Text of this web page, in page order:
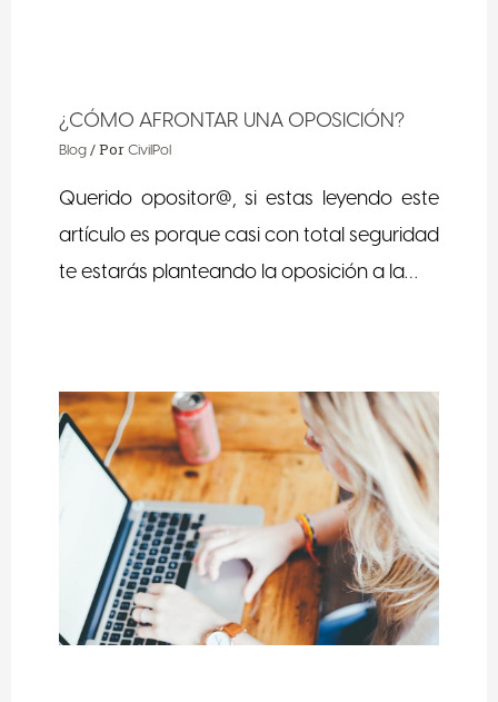
¿CÓMO AFRONTAR UNA OPOSICIÓN?
Blog/ Por CivilPol
Querido opositor@, si estas leyendo este
artículo es porque casi con total seguridad
te estarás planteando la oposición a la…